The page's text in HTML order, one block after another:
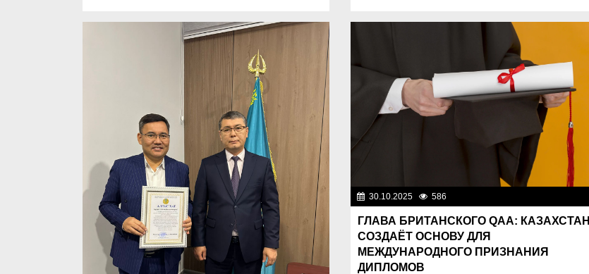
30.10.2025 586
ГЛАВА БРИТАНСКОГО QAA: КАЗАХСТАН
СОЗДАЁТ ОСНОВУ ДЛЯ
МЕЖДУНАРОДНОГО ПРИЗНАНИЯ
ДИПЛОМОВ